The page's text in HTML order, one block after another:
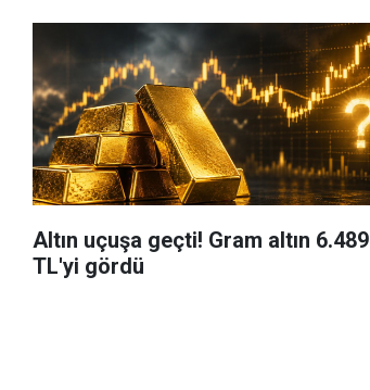
Altın uçuşa geçti! Gram altın 6.489
TL'yi gördü